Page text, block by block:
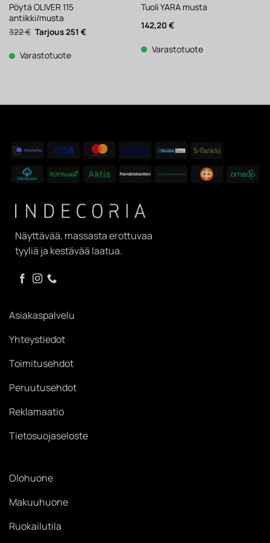
Pöytä OLIVER 115
antiikki/musta
322€ Alkuperäinen
hinta
322 €.
251 €Nykyinen
Varastotuote
Tuoli YARA musta
142,20 €
Varastotuote
Näyttävää, massasta erottuvaa
tyyliä ja kestävää laatua.
Asiakaspalvelu
Yhteystiedot
Toimitusehdot
Peruutusehdot
Reklamaatio
Tietosuojaseloste
Olohuone
Makuuhuone
Ruokailutila